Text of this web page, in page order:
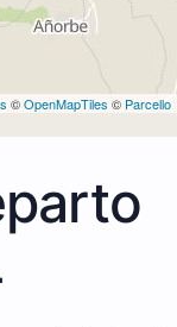
©OpenMapTiles © Parcello